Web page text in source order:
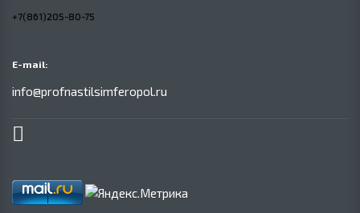
+7(861)205-80-75
E-mail:
info@profnastilsimferopol.ru